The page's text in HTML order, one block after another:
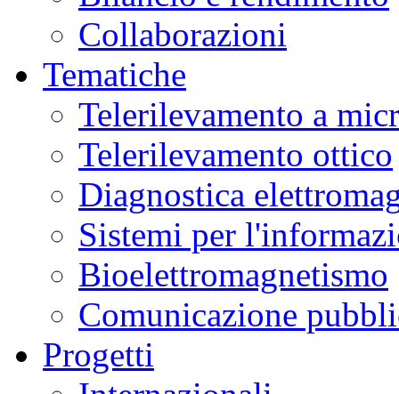
Collaborazioni
Tematiche
Telerilevamento a
Telerilevamento ottico
Diagnostica
Sistemi per
Bioelettromagnetismo
Comunicazione
Progetti